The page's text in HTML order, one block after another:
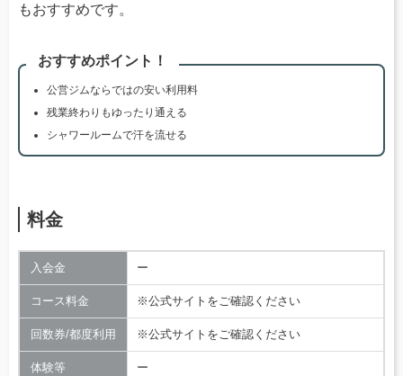
もおすすめです。
おすすめポイント！
公営ジムならではの安い利用料
残業終わりもゆったり通える
シャワールームで汗を流せる
料金
入会金 ー
コース料金 ※公式サイトをご確認ください
回数券/都度利用 ※公式サイトをご確認ください
体験等 ー